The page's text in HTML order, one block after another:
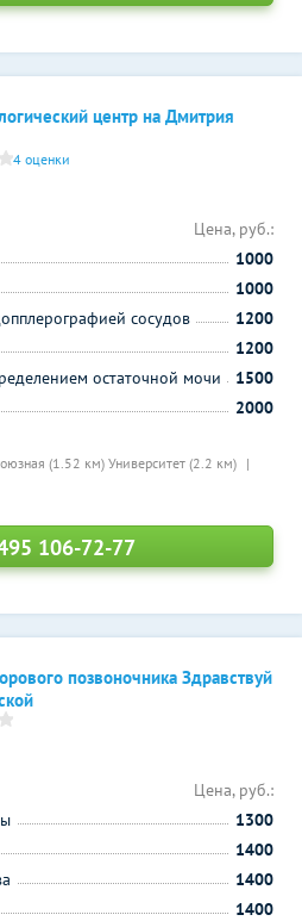
центр на Дмитрия
4 оценки
(1.52 км)Университет (2.2 км)
Цена, руб.:
1000
1000
сосудов
1200
1200
остаточной мочи
1500
2000
106-72-77
позвоночника Здравствуй
Цена, руб.:
1300
1400
1400
1400